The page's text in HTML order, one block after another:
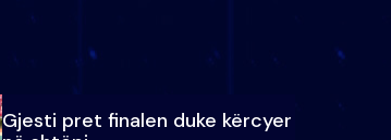
Gjesti pret finalen duke kërcyer